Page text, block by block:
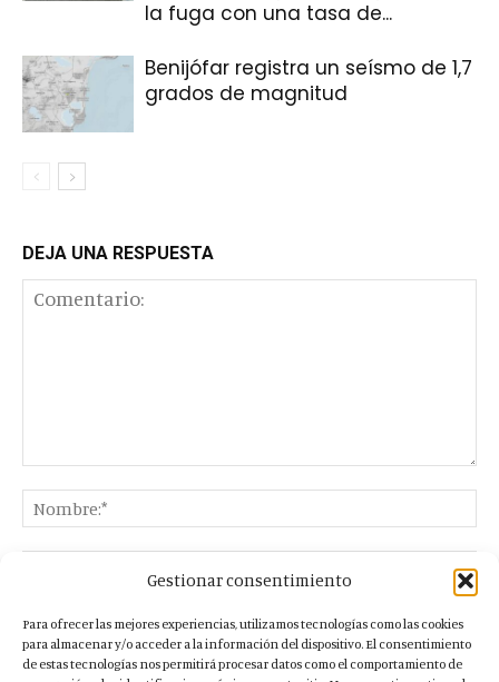
Gestionar consentimiento
Para ofrecer las mejores experiencias, utilizamos tecnologías como las cookies
para almacenar y/o acceder a la información del dispositivo. El consentimiento
de estas tecnologías nos permitirá procesar datos como el comportamiento de
la fuga con una tasa de...
Benijófar registra un seísmo de 1,7
grados de magnitud
DEJA UNA RESPUESTA